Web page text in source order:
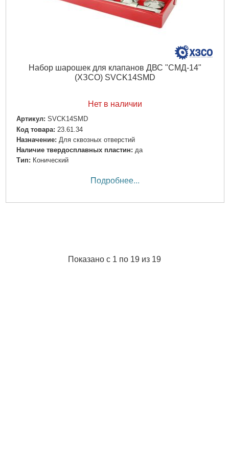
Набор шарошек для клапанов ДВС "СМД-14"
(ХЗСО) SVCK14SMD
Нет в наличии
Артикул: SVCK14SMD
Код товара: 23.61.34
Назначение: Для сквозных отверстий
Наличие твердосплавных пластин: да
Тип: Конический
Подробнее...
Показано с 1 по 19 из 19